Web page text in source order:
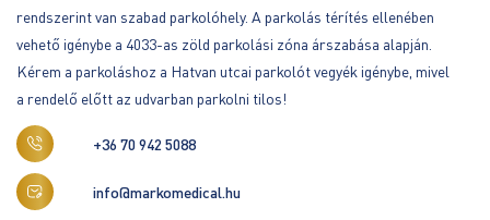
rendszerint van szabad parkolóhely. A parkolás térítés ellenében
vehető igénybe a 4033-as zöld parkolási zóna árszabása alapján.
Kérem a parkoláshoz a Hatvan utcai parkolót vegyék igénybe, mivel
a rendelő előtt az udvarban parkolni tilos!
+36 70 942 5088
info@markomedical.hu